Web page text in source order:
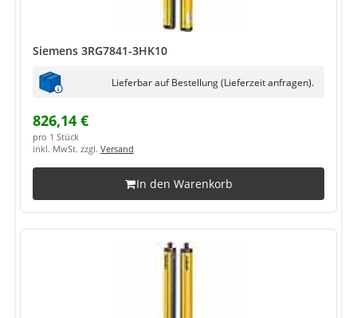
Siemens 3RG7841-3HK10
Lieferbar auf Bestellung (Lieferzeit anfragen).
826,14 €
pro 1 Stück
inkl. MwSt. zzgl. Versand
In den Warenkorb